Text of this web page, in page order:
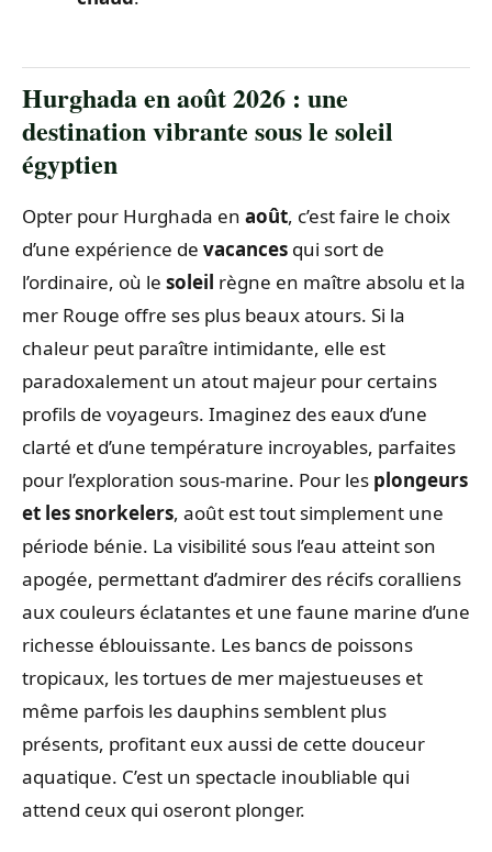
Hurghada en août 2026 : une
destination vibrante sous le soleil
égyptien
Opter pour Hurghada en août, c’est faire le choix
d’une expérience de vacances qui sort de
l’ordinaire, où le soleil règne en maître absolu et la
mer Rouge offre ses plus beaux atours. Si la
chaleur peut paraître intimidante, elle est
paradoxalement un atout majeur pour certains
profils de voyageurs. Imaginez des eaux d’une
clarté et d’une température incroyables, parfaites
pour l’exploration sous-marine. Pour les plongeurs
et les snorkelers, août est tout simplement une
période bénie. La visibilité sous l’eau atteint son
apogée, permettant d’admirer des récifs coralliens
aux couleurs éclatantes et une faune marine d’une
richesse éblouissante. Les bancs de poissons
tropicaux, les tortues de mer majestueuses et
même parfois les dauphins semblent plus
présents, profitant eux aussi de cette douceur
aquatique. C’est un spectacle inoubliable qui
attend ceux qui oseront plonger.